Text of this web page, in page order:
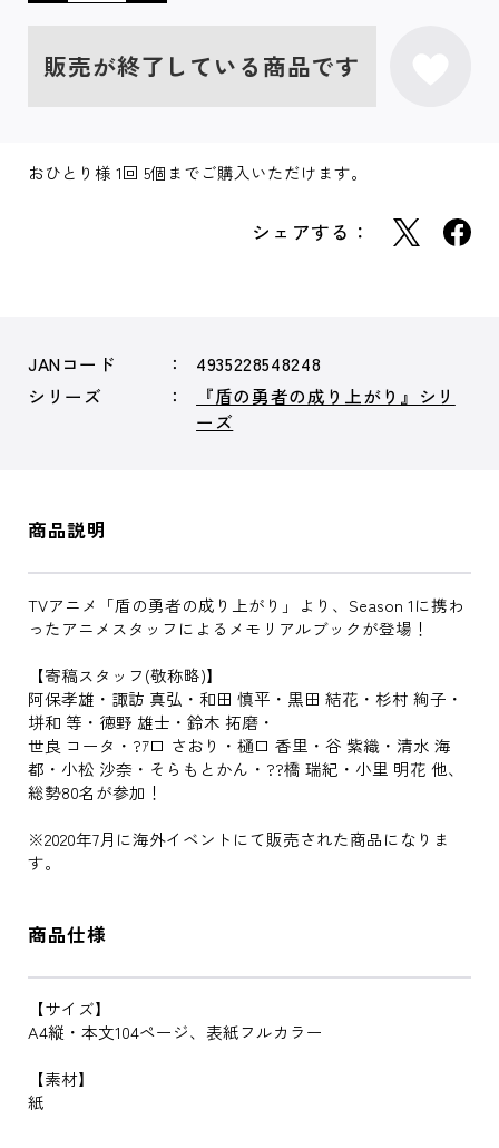
販売が終了している商品です
おひとり様 1回 5個までご購入いただけます。
シェアする：
JANコード
4935228548248
シリーズ
『盾の勇者の成り上がり』シリ
ーズ
商品説明
TVアニメ「盾の勇者の成り上がり」より、Season 1に携わ
ったアニメスタッフによるメモリアルブックが登場！
【寄稿スタッフ(敬称略)】
阿保孝雄・諏訪 真弘・和田 慎平・黒田 結花・杉村 絢子・
垪和 等・徳野 雄士・鈴木 拓磨・
世良 コータ・?ｱ口 さおり・樋口 香里・谷 紫織・清水 海
都・小松 沙奈・そらもとかん・??橋 瑞紀・小里 明花 他、
総勢80名が参加！
※2020年7月に海外イベントにて販売された商品になりま
す。
商品仕様
【サイズ】
A4縦・本文104ページ、表紙フルカラー
【素材】
紙